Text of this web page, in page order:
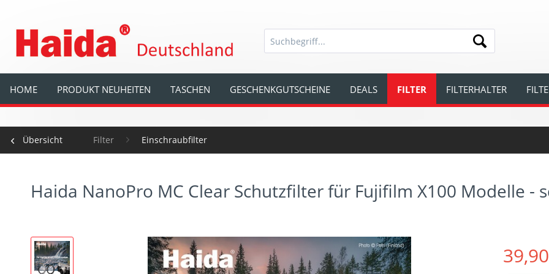
HOME PRODUKT NEUHEITEN TASCHEN GESCHENKGUTSCHEINE DEALS FILTER FILTERHALTER
Übersicht Filter Einschraubfilter
Haida NanoPro MC Clear Schutzfilter für Fujifilm X100 Modelle -